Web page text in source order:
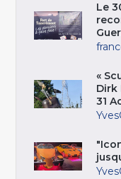
Le
«
Dirk
31